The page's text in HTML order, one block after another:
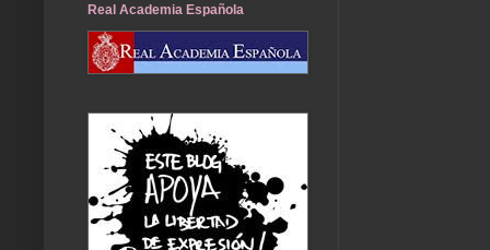
Real Academia Española